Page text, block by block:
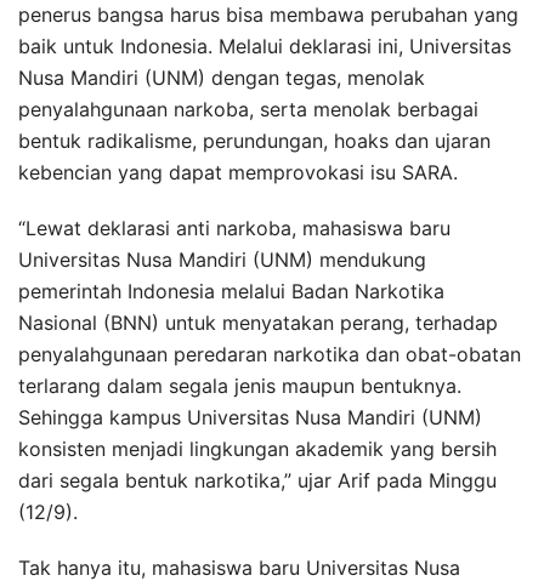
penerus bangsa harus bisa membawa perubahan yang
baik untuk Indonesia. Melalui deklarasi ini, Universitas
Nusa Mandiri (UNM) dengan tegas, menolak
penyalahgunaan narkoba, serta menolak berbagai
bentuk radikalisme, perundungan, hoaks dan ujaran
kebencian yang dapat memprovokasi isu SARA.
“Lewat deklarasi anti narkoba, mahasiswa baru
Universitas Nusa Mandiri (UNM) mendukung
pemerintah Indonesia melalui Badan Narkotika
Nasional (BNN) untuk menyatakan perang, terhadap
penyalahgunaan peredaran narkotika dan obat-obatan
terlarang dalam segala jenis maupun bentuknya.
Sehingga kampus Universitas Nusa Mandiri (UNM)
konsisten menjadi lingkungan akademik yang bersih
dari segala bentuk narkotika,” ujar Arif pada Minggu
(12/9).
Tak hanya itu, mahasiswa baru Universitas Nusa